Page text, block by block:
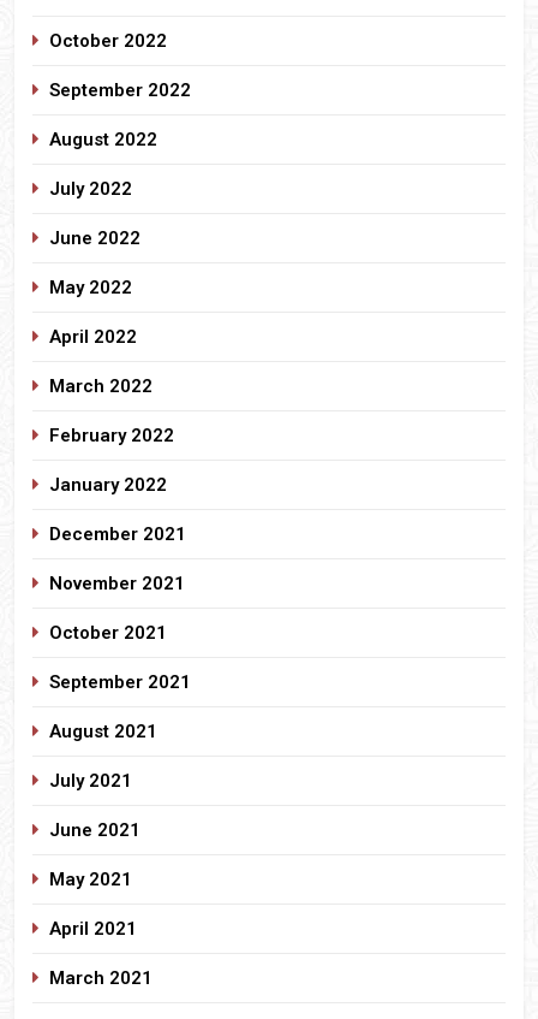
October 2022
September 2022
August 2022
July 2022
June 2022
May 2022
April 2022
March 2022
February 2022
January 2022
December 2021
November 2021
October 2021
September 2021
August 2021
July 2021
June 2021
May 2021
April 2021
March 2021